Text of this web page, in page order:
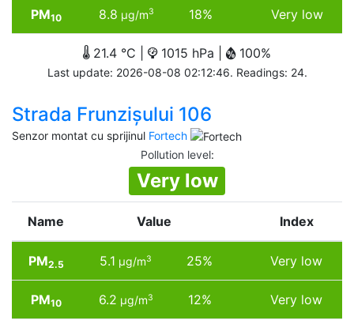
PM10 8.8 µg/m3 18% Very low
21.4 °C | 1015 hPa | 100%
Last update: 2026-08-08 02:12:46. Readings: 24.
Strada Frunzișului 106
Senzor montat cu sprijinul Fortech
Pollution level:
Very low
Name Value Index
PM2.5 5.1 µg/m3 25% Very low
PM10 6.2 µg/m3 12% Very low